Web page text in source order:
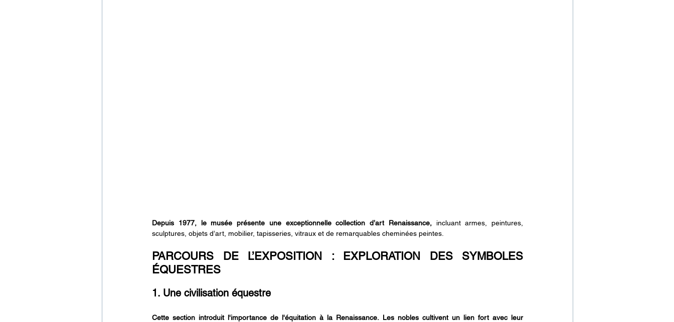
Depuis 1977, le musée présente une exceptionnelle collection d’art Renaissance, incluant armes, peintures,
sculptures, objets d’art, mobilier, tapisseries, vitraux et de remarquables cheminées peintes.
PARCOURS DE L’EXPOSITION : EXPLORATION DES SYMBOLES
ÉQUESTRES
1. Une civilisation équestre
Cette section introduit l'importance de l'équitation à la Renaissance. Les nobles cultivent un lien fort avec leur